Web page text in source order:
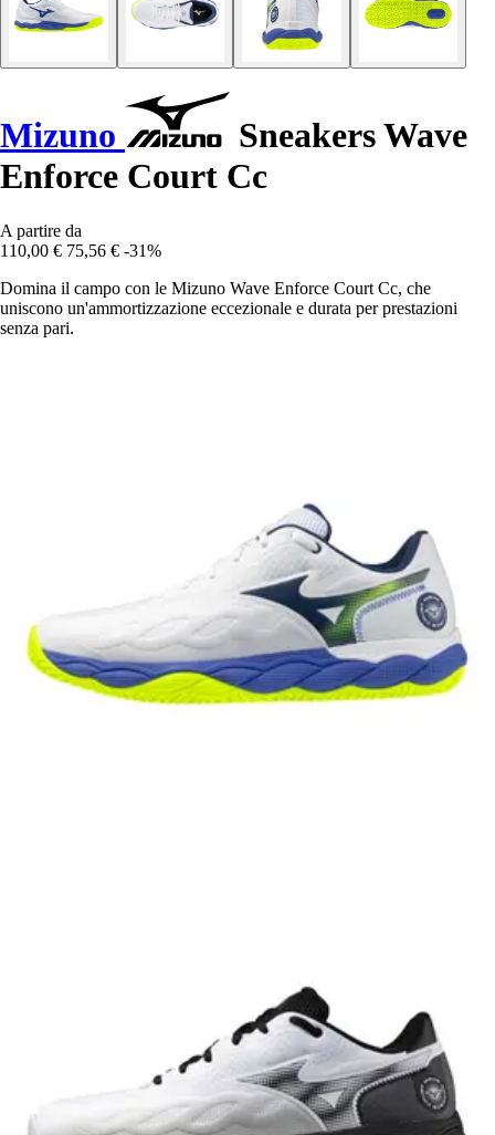
Mizuno
Sneakers Wave
Enforce Court Cc
A partire da
110,00 € 75,56 € -31%
Domina il campo con le Mizuno Wave Enforce Court Cc, che
uniscono un'ammortizzazione eccezionale e durata per prestazioni
senza pari.